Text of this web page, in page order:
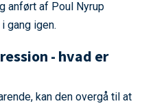
anført af Poul Nyrup
gang igen.
- hvad er
kan den overgå til at